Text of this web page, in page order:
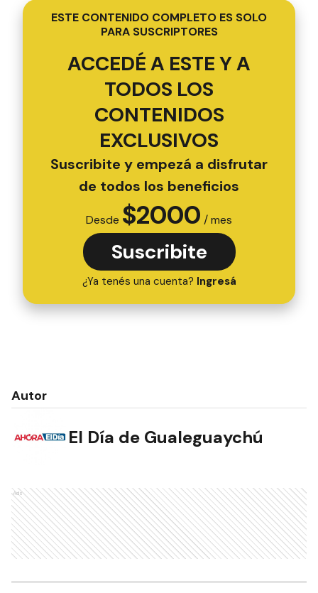
ESTE CONTENIDO COMPLETO ES SOLO
PARA SUSCRIPTORES
ACCEDÉ A ESTE Y A
TODOS LOS
CONTENIDOS
EXCLUSIVOS
Suscribite y empezá a disfrutar
de todos los beneficios
Desde $2000 / mes
Suscribite
¿Ya tenés una cuenta? Ingresá
Autor
El Día de Gualeguaychú
Ads